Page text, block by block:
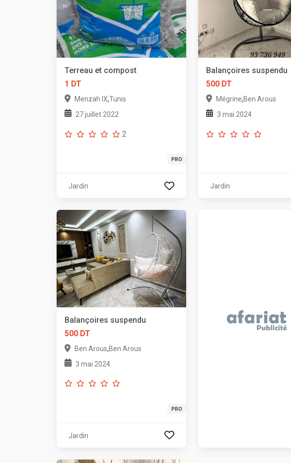
Terreau et compost
1 DT
Menzah IX,Tunis
27 juillet 2022
2
PRO
Jardin
Balançoires suspendu
500 DT
Mégrine,Ben Arous
3 mai 2024
Jardin
Balançoires suspendu
500 DT
Ben Arous,Ben Arous
3 mai 2024
PRO
Jardin